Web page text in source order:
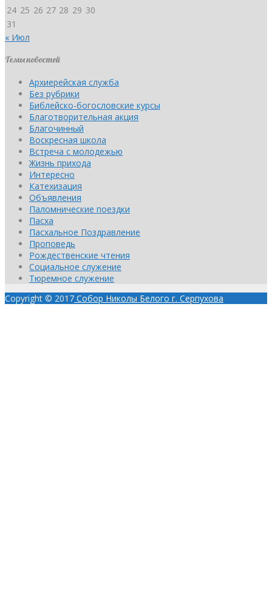
24 25 26 27 28 29 30
31
« Июл
Темы новостей
Архиерейская служба
Без рубрики
Библейско-богословские курсы
Благотворительная акция
Благочинный
Воскресная школа
Встреча с молодежью
Жизнь прихода
Интересно
Катехизация
Объявления
Паломнические поездки
Пасха
Пасхальное Поздравление
Проповедь
Рождественские чтения
Социальное служение
Тюремное служение
Copyright © 2017 Собор Николы Белого г. Серпухова